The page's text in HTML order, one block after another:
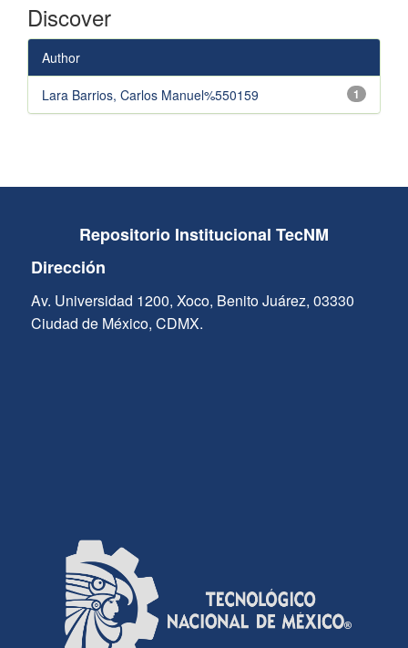
Discover
Author
1
Lara Barrios, Carlos Manuel%550159
Repositorio Institucional TecNM
Dirección
Av. Universidad 1200, Xoco, Benito Juárez, 03330
Ciudad de México, CDMX.